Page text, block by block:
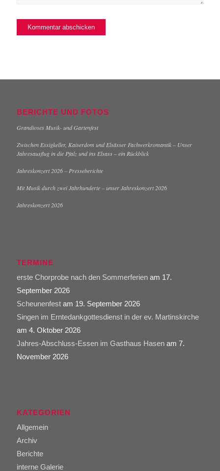
BERICHTE UND FOTOS
Grandioses Musik- und Gartenfest
Zwischen Essigkeller, Kaiserdom und Elsässer Fachwerkromantik – Unser
Jahresausflug in die Pfalz und ins Elsass – ein Rückblick
Jahreskonzert 2026 – Presseberichte
Mit Musik durch zwei Jahrhunderte – unser Jahreskonzert 2026
Jahreskonzert 2026
TERMINE
erste Chorprobe nach den Sommerferienam 17.
September 2026
Scheunenfestam 19. September 2026
Singen im Erntedankgottesdienst in der ev. Martinskirche
am 4. Oktober 2026
Jahres-Abschluss-Essen im Gasthaus Hasenam 7.
November 2026
KATEGORIEN
Allgemein
Archiv
Berichte
interne Galerie